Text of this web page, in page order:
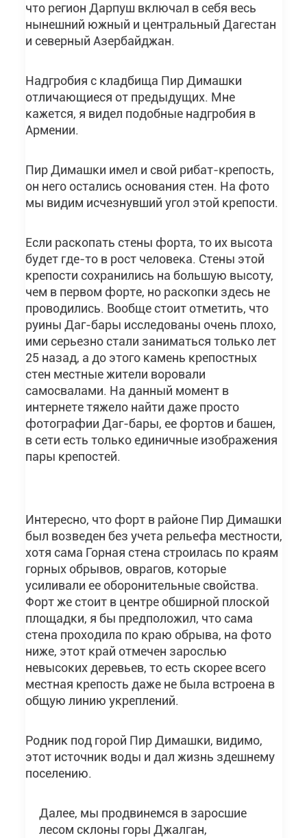
что регион Дарпуш включал в себя весь
нынешний южный и центральный Дагестан
и северный Азербайджан.
Надгробия с кладбища Пир Димашки
отличающиеся от предыдущих. Мне
кажется, я видел подобные надгробия в
Армении.
Пир Димашки имел и свой рибат-крепость,
он него остались основания стен. На фото
мы видим исчезнувший угол этой крепости.
Если раскопать стены форта, то их высота
будет где-то в рост человека. Стены этой
крепости сохранились на большую высоту,
чем в первом форте, но раскопки здесь не
проводились. Вообще стоит отметить, что
руины Даг-бары исследованы очень плохо,
ими серьезно стали заниматься только лет
25 назад, а до этого камень крепостных
стен местные жители воровали
самосвалами. На данный момент в
интернете тяжело найти даже просто
фотографии Даг-бары, ее фортов и башен,
в сети есть только единичные изображения
пары крепостей.
Интересно, что форт в районе Пир Димашки
был возведен без учета рельефа местности,
хотя сама Горная стена строилась по краям
горных обрывов, оврагов, которые
усиливали ее оборонительные свойства.
Форт же стоит в центре обширной плоской
площадки, я бы предположил, что сама
стена проходила по краю обрыва, на фото
ниже, этот край отмечен зарослью
невысоких деревьев, то есть скорее всего
местная крепость даже не была встроена в
общую линию укреплений.
Родник под горой Пир Димашки, видимо,
этот источник воды и дал жизнь здешнему
поселению.
Далее, мы продвинемся в заросшие
лесом склоны горы Джалган,